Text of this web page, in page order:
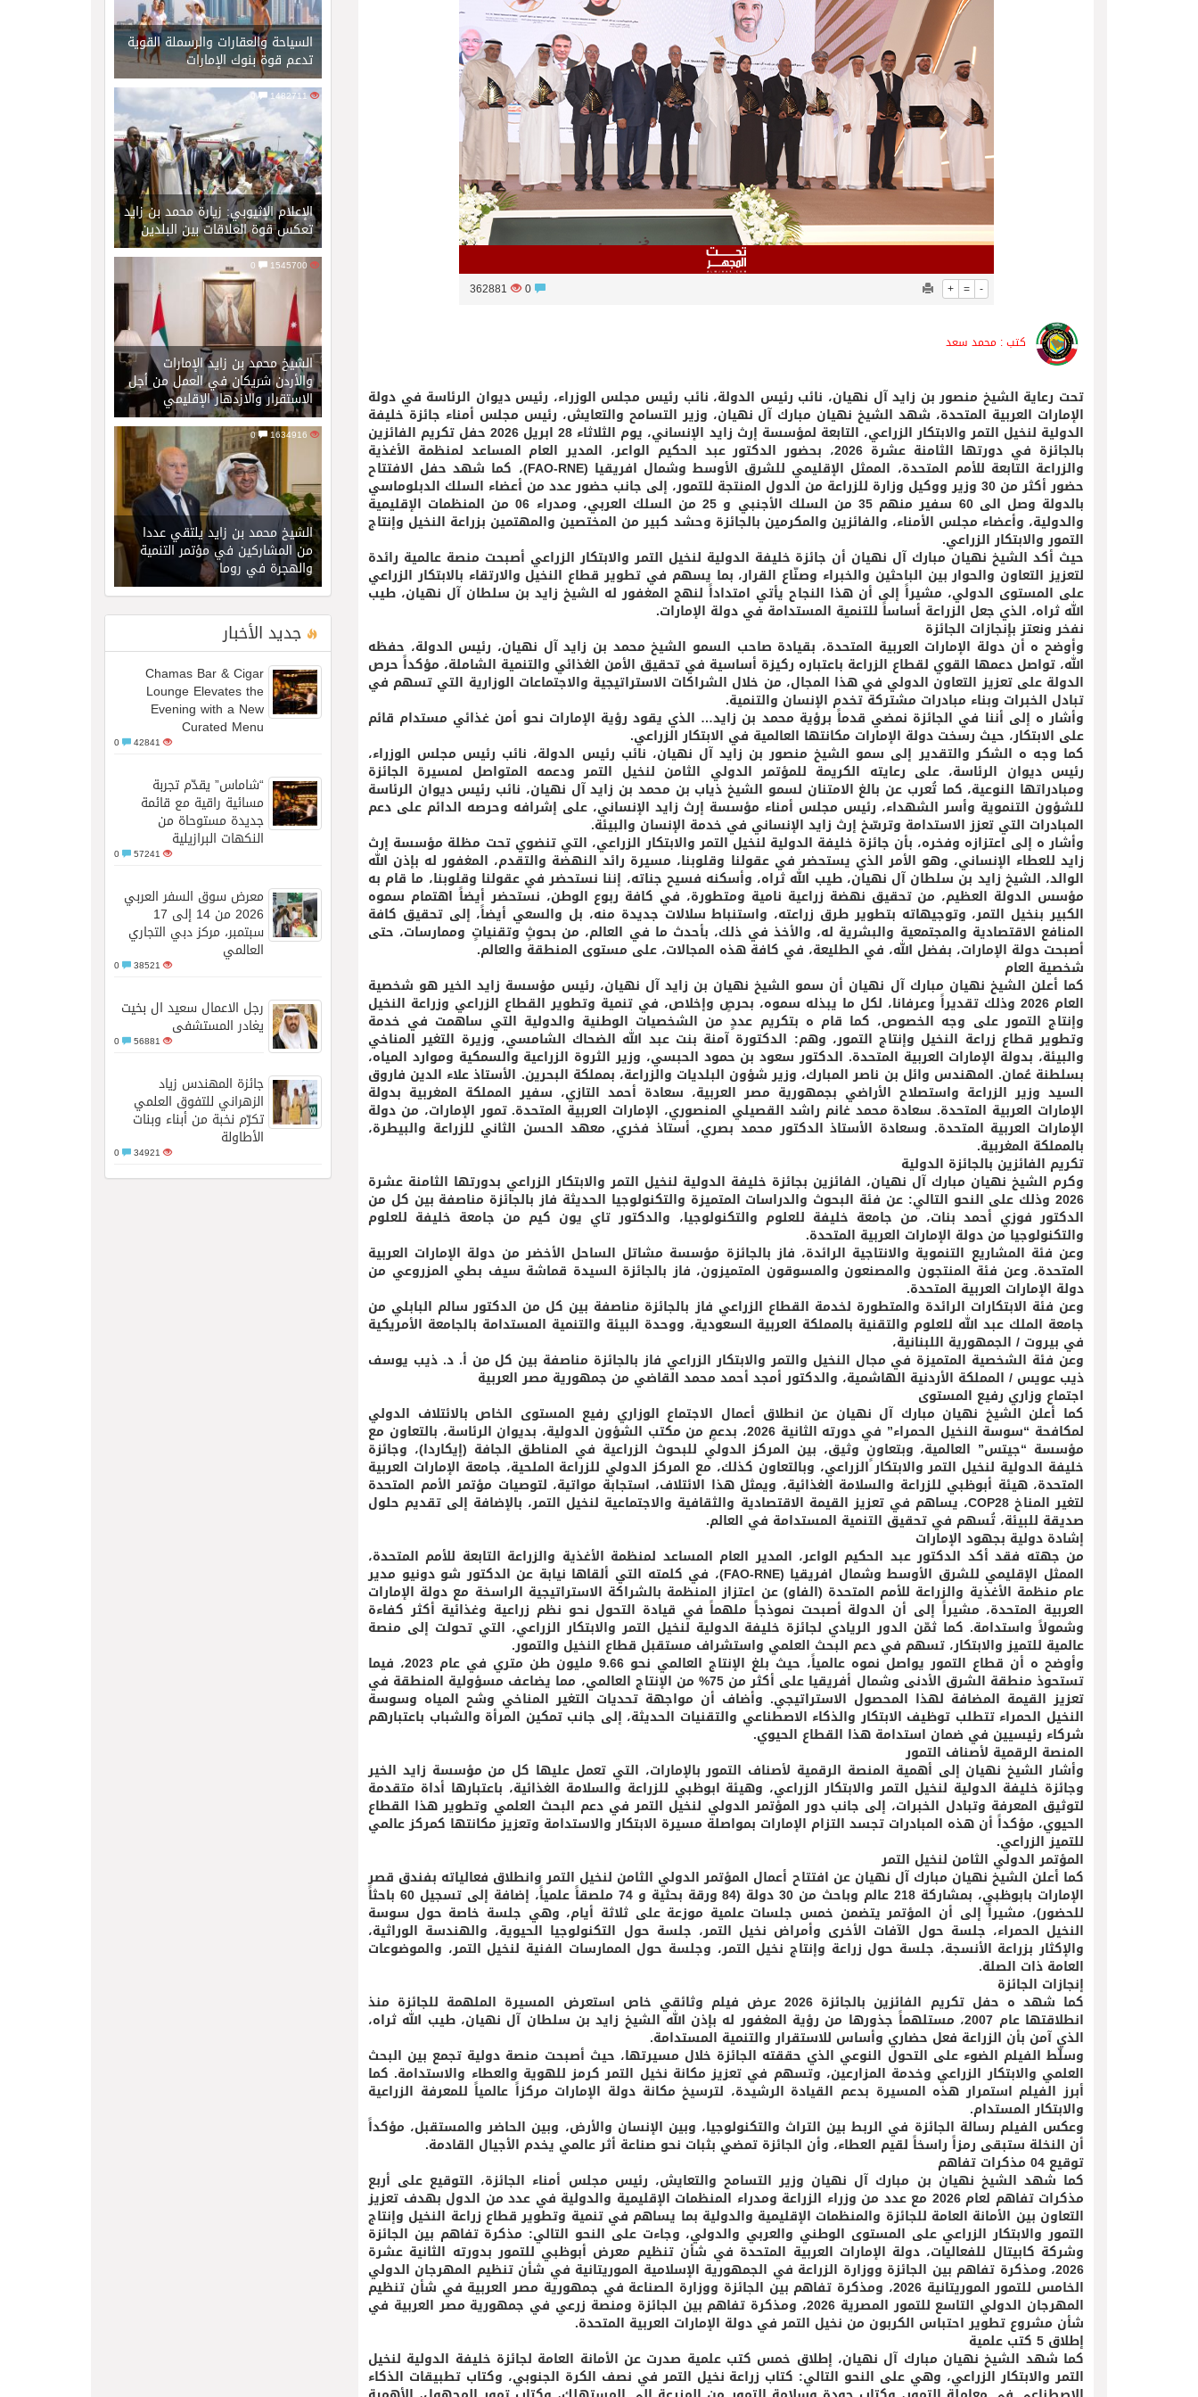
السياحة والعقارات والرسملة القوية
تدعم قوة بنوك الإمارات
1482711
0
الإعلام الإثيوبي: زيارة محمد بن زايد
تعكس قوة العلاقات بين البلدين
الشيخ محمد بن زايد الإمارات
والأردن شريكان في العمل من أجل
الاستقرار والازدهار الإقليمي
0
الشيخ محمد بن زايد يلتقي عددا
من المشاركين في مؤتمر التنمية
والهجرة في روما
جديد الأخبار
Chamas Bar & Cigar
Lounge Elevates the
Evening with a New
Curated Menu
42841
“شاماس” يقدّم تجربة
مسائية راقية مع قائمة
جديدة مستوحاة من
النكهات البرازيلية
57241
معرض سوق السفر العربي
2026 من 14 إلى 17
سبتمبر، مركز دبي التجاري
العالمي
38521
رجل الاعمال سعيد ال بخيت
يغادر المستشفى
56881
جائزة المهندس زياد
الزهراني للتفوق العلمي
تكرّم نخبة من أبناء وبنات
الأطاولة
34921
+ = -
0
362881
كتب : محمد سعد
تحت رعاية الشيخ منصور بن زايد آل نهيان، نائب رئيس الدولة، نائب رئيس مجلس الوزراء، رئيس ديوان الرئاسة في دولة
الإمارات العربية المتحدة، شهد الشيخ نهيان مبارك آل نهيان، وزير التسامح والتعايش، رئيس مجلس أمناء جائزة خليفة
الدولية لنخيل التمر والابتكار الزراعي، التابعة لمؤسسة إرث زايد الإنساني، يوم الثلاثاء 28 ابريل 2026 حفل تكريم الفائزين
بالجائزة في دورتها الثامنة عشرة 2026، بحضور الدكتور عبد الحكيم الواعر، المدير العام المساعد لمنظمة الأغذية
والزراعة التابعة للأمم المتحدة، الممثل الإقليمي للشرق الأوسط وشمال افريقيا (FAO-RNE)، كما شهد حفل الافتتاح
حضور أكثر من 30 وزير ووكيل وزارة للزراعة من الدول المنتجة للتمور، إلى جانب حضور عدد من أعضاء السلك الدبلوماسي
بالدولة وصل الى 60 سفير منهم 35 من السلك الأجنبي و 25 من السلك العربي، ومدراء 06 من المنظمات الإقليمية
والدولية، وأعضاء مجلس الأمناء، والفائزين والمكرمين بالجائزة وحشد كبير من المختصين والمهتمين بزراعة النخيل وإنتاج
التمور والابتكار الزراعي.
حيث أكد الشيخ نهيان مبارك آل نهيان أن جائزة خليفة الدولية لنخيل التمر والابتكار الزراعي أصبحت منصة عالمية رائدة
لتعزيز التعاون والحوار بين الباحثين والخبراء وصنّاع القرار، بما يسهم في تطوير قطاع النخيل والارتقاء بالابتكار الزراعي
على المستوى الدولي، مشيراً إلى أن هذا النجاح يأتي امتداداً لنهج المغفور له الشيخ زايد بن سلطان آل نهيان، طيب
الله ثراه، الذي جعل الزراعة أساساً للتنمية المستدامة في دولة الإمارات.
نفخر ونعتز بإنجازات الجائزة
وأوضح ه أن دولة الإمارات العربية المتحدة، بقيادة صاحب السمو الشيخ محمد بن زايد آل نهيان، رئيس الدولة، حفظه
الله، تواصل دعمها القوي لقطاع الزراعة باعتباره ركيزة أساسية في تحقيق الأمن الغذائي والتنمية الشاملة، مؤكداً حرص
الدولة على تعزيز التعاون الدولي في هذا المجال، من خلال الشراكات الاستراتيجية والاجتماعات الوزارية التي تسهم في
تبادل الخبرات وبناء مبادرات مشتركة تخدم الإنسان والتنمية.
وأشار ه إلى أننا في الجائزة نمضي قدماً برؤية محمد بن زايد… الذي يقود رؤية الإمارات نحو أمن غذائي مستدام قائم
على الابتكار، حيث رسخت دولة الإمارات مكانتها العالمية في الابتكار الزراعي.
كما وجه ه الشكر والتقدير إلى سمو الشيخ منصور بن زايد آل نهيان، نائب رئيس الدولة، نائب رئيس مجلس الوزراء،
رئيس ديوان الرئاسة، على رعايته الكريمة للمؤتمر الدولي الثامن لنخيل التمر ودعمه المتواصل لمسيرة الجائزة
ومبادراتها النوعية، كما تُعرب عن بالغ الامتنان لسمو الشيخ ذياب بن محمد بن زايد آل نهيان، نائب رئيس ديوان الرئاسة
للشؤون التنموية وأسر الشهداء، رئيس مجلس أمناء مؤسسة إرث زايد الإنساني، على إشرافه وحرصه الدائم على دعم
المبادرات التي تعزز الاستدامة وترسّخ إرث زايد الإنساني في خدمة الإنسان والبيئة.
وأشار ه إلى اعتزازه وفخره، بأن جائزة خليفة الدولية لنخيل التمر والابتكار الزراعي، التي تنضوي تحت مظلة مؤسسة إرث
زايد للعطاء الإنساني، وهو الأمر الذي يستحضر في عقولنا وقلوبنا، مسيرة رائد النهضة والتقدم، المغفور له بإذن الله
الوالد، الشيخ زايد بن سلطان آل نهيان، طيب الله ثراه، وأسكنه فسيح جناته، إننا نستحضر في عقولنا وقلوبنا، ما قام به
مؤسس الدولة العظيم، من تحقيق نهضة زراعية نامية ومتطورة، في كافة ربوع الوطن، نستحضر أيضاً اهتمام سموه
الكبير بنخيل التمر، وتوجيهاته بتطوير طرق زراعته، واستنباط سلالات جديدة منه، بل والسعي أيضاً، إلى تحقيق كافة
المنافع الاقتصادية والمجتمعية والبشرية له، والأخذ في ذلك، بأحدث ما في العالم، من بحوثٍ وتقنياتٍ وممارسات، حتى
أصبحت دولة الإمارات، بفضل الله، في الطليعة، في كافة هذه المجالات، على مستوى المنطقة والعالم.
شخصية العام
كما أعلن الشيخ نهيان مبارك آل نهيان أن سمو الشيخ نهيان بن زايد آل نهيان، رئيس مؤسسة زايد الخير هو شخصية
العام 2026 وذلك تقديراً وعرفانا، لكل ما يبذله سموه، بحرصٍ وإخلاص، في تنمية وتطوير القطاع الزراعي وزراعة النخيل
وإنتاج التمور على وجه الخصوص، كما قام ه بتكريم عددٍ من الشخصيات الوطنية والدولية التي ساهمت في خدمة
وتطوير قطاع زراعة النخيل وإنتاج التمور، وهم: الدكتورة آمنة بنت عبد الله الضحاك الشامسي، وزيرة التغير المناخي
والبيئة، بدولة الإمارات العربية المتحدة. الدكتور سعود بن حمود الحبسي، وزير الثروة الزراعية والسمكية وموارد المياه،
بسلطنة عُمان. المهندس وائل بن ناصر المبارك، وزير شؤون البلديات والزراعة، بمملكة البحرين. الأستاذ علاء الدين فاروق
السيد وزير الزراعة واستصلاح الأراضي بجمهورية مصر العربية، سعادة أحمد التازي، سفير المملكة المغربية بدولة
الإمارات العربية المتحدة. سعادة محمد غانم راشد القصيلي المنصوري، الإمارات العربية المتحدة. تمور الإمارات، من دولة
الإمارات العربية المتحدة. وسعادة الأستاذ الدكتور محمد بصري، أستاذ فخري، معهد الحسن الثاني للزراعة والبيطرة،
بالمملكة المغربية.
تكريم الفائزين بالجائزة الدولية
وكرم الشيخ نهيان مبارك آل نهيان، الفائزين بجائزة خليفة الدولية لنخيل التمر والابتكار الزراعي بدورتها الثامنة عشرة
2026 وذلك على النحو التالي: عن فئة البحوث والدراسات المتميزة والتكنولوجيا الحديثة فاز بالجائزة مناصفة بين كل من
الدكتور فوزي أحمد بنات، من جامعة خليفة للعلوم والتكنولوجيا، والدكتور تاي يون كيم من جامعة خليفة للعلوم
والتكنولوجيا من دولة الإمارات العربية المتحدة.
وعن فئة المشاريع التنموية والانتاجية الرائدة، فاز بالجائزة مؤسسة مشاتل الساحل الأخضر من دولة الإمارات العربية
المتحدة. وعن فئة المنتجون والمصنعون والمسوقون المتميزون، فاز بالجائزة السيدة قماشة سيف بطي المزروعي من
دولة الإمارات العربية المتحدة.
وعن فئة الابتكارات الرائدة والمتطورة لخدمة القطاع الزراعي فاز بالجائزة مناصفة بين كل من الدكتور سالم البابلي من
جامعة الملك عبد الله للعلوم والتقنية بالمملكة العربية السعودية، ووحدة البيئة والتنمية المستدامة بالجامعة الأمريكية
في بيروت / الجمهورية اللبنانية،
وعن فئة الشخصية المتميزة في مجال النخيل والتمر والابتكار الزراعي فاز بالجائزة مناصفة بين كل من أ. د. ذيب يوسف
ذيب عويس / المملكة الأردنية الهاشمية، والدكتور أمجد أحمد محمد القاضي من جمهورية مصر العربية
اجتماع وزاري رفيع المستوى
كما أعلن الشيخ نهيان مبارك آل نهيان عن انطلاق أعمال الاجتماع الوزاري رفيع المستوى الخاص بالائتلاف الدولي
لمكافحة “سوسة النخيل الحمراء” في دورته الثانية 2026، بدعمٍ من مكتب الشؤون الدولية، بديوان الرئاسة، بالتعاون مع
مؤسسة “جيتس” العالمية، وبتعاونٍ وثيق، بين المركز الدولي للبحوث الزراعية في المناطق الجافة (إيكاردا)، وجائزة
خليفة الدولية لنخيل التمر والابتكار الزراعي، وبالتعاون كذلك، مع المركز الدولي للزراعة الملحية، جامعة الإمارات العربية
المتحدة، هيئة أبوظبي للزراعة والسلامة الغذائية، ويمثل هذا الائتلاف، استجابة مواتية، لتوصيات مؤتمر الأمم المتحدة
لتغير المناخ COP28، يساهم في تعزيز القيمة الاقتصادية والثقافية والاجتماعية لنخيل التمر، بالإضافة إلى تقديم حلول
صديقة للبيئة، تُسهم في تحقيق التنمية المستدامة في العالم.
إشادة دولية بجهود الإمارات
من جهته فقد أكد الدكتور عبد الحكيم الواعر، المدير العام المساعد لمنظمة الأغذية والزراعة التابعة للأمم المتحدة،
الممثل الإقليمي للشرق الأوسط وشمال افريقيا (FAO-RNE)، في كلمته التي ألقاها نيابة عن الدكتور شو دونيو مدير
عام منظمة الأغذية والزراعة للأمم المتحدة (الفاو) عن اعتزاز المنظمة بالشراكة الاستراتيجية الراسخة مع دولة الإمارات
العربية المتحدة، مشيراً إلى أن الدولة أصبحت نموذجاً ملهماً في قيادة التحول نحو نظم زراعية وغذائية أكثر كفاءة
وشمولاً واستدامة. كما ثمّن الدور الريادي لجائزة خليفة الدولية لنخيل التمر والابتكار الزراعي، التي تحولت إلى منصة
عالمية للتميز والابتكار، تسهم في دعم البحث العلمي واستشراف مستقبل قطاع النخيل والتمور.
وأوضح ه أن قطاع التمور يواصل نموه عالمياً، حيث بلغ الإنتاج العالمي نحو 9.66 مليون طن متري في عام 2023، فيما
تستحوذ منطقة الشرق الأدنى وشمال أفريقيا على أكثر من 75% من الإنتاج العالمي، مما يضاعف مسؤولية المنطقة في
تعزيز القيمة المضافة لهذا المحصول الاستراتيجي. وأضاف أن مواجهة تحديات التغير المناخي وشح المياه وسوسة
النخيل الحمراء تتطلب توظيف الابتكار والذكاء الاصطناعي والتقنيات الحديثة، إلى جانب تمكين المرأة والشباب باعتبارهم
شركاء رئيسيين في ضمان استدامة هذا القطاع الحيوي.
المنصة الرقمية لأصناف التمور
وأشار الشيخ نهيان إلى أهمية المنصة الرقمية لأصناف التمور بالإمارات، التي تعمل عليها كل من مؤسسة زايد الخير
وجائزة خليفة الدولية لنخيل التمر والابتكار الزراعي، وهيئة ابوظبي للزراعة والسلامة الغذائية، باعتبارها أداة متقدمة
لتوثيق المعرفة وتبادل الخبرات، إلى جانب دور المؤتمر الدولي لنخيل التمر في دعم البحث العلمي وتطوير هذا القطاع
الحيوي، مؤكداً أن هذه المبادرات تجسد التزام الإمارات بمواصلة مسيرة الابتكار والاستدامة وتعزيز مكانتها كمركز عالمي
للتميز الزراعي.
المؤتمر الدولي الثامن لنخيل التمر
كما أعلن الشيخ نهيان مبارك آل نهيان عن افتتاح أعمال المؤتمر الدولي الثامن لنخيل التمر وانطلاق فعالياته بفندق قصر
الإمارات بابوظبي، بمشاركة 218 عالم وباحث من 30 دولة (84 ورقة بحثية و 74 ملصقاً علمياً، إضافة إلى تسجيل 60 باحثاً
للحضور)، مشيراً إلى أن المؤتمر يتضمن خمس جلسات علمية موزعة على ثلاثة أيام، وهي جلسة خاصة حول سوسة
النخيل الحمراء، جلسة حول الآفات الأخرى وأمراض نخيل التمر، جلسة حول التكنولوجيا الحيوية، والهندسة الوراثية،
والإكثار بزراعة الأنسجة، جلسة حول زراعة وإنتاج نخيل التمر، وجلسة حول الممارسات الفنية لنخيل التمر، والموضوعات
العامة ذات الصلة.
إنجازات الجائزة
كما شهد ه حفل تكريم الفائزين بالجائزة 2026 عرض فيلم وثائقي خاص استعرض المسيرة الملهمة للجائزة منذ
انطلاقتها عام 2007، مستلهماً جذورها من رؤية المغفور له بإذن الله الشيخ زايد بن سلطان آل نهيان، طيب الله ثراه،
الذي آمن بأن الزراعة فعل حضاري وأساس للاستقرار والتنمية المستدامة.
وسلّط الفيلم الضوء على التحول النوعي الذي حققته الجائزة خلال مسيرتها، حيث أصبحت منصة دولية تجمع بين البحث
العلمي والابتكار الزراعي وخدمة المزارعين، وتسهم في تعزيز مكانة نخيل التمر كرمز للهوية والعطاء والاستدامة. كما
أبرز الفيلم استمرار هذه المسيرة بدعم القيادة الرشيدة، لترسيخ مكانة دولة الإمارات مركزاً عالمياً للمعرفة الزراعية
والابتكار المستدام.
وعكس الفيلم رسالة الجائزة في الربط بين التراث والتكنولوجيا، وبين الإنسان والأرض، وبين الحاضر والمستقبل، مؤكداً
أن النخلة ستبقى رمزاً راسخاً لقيم العطاء، وأن الجائزة تمضي بثبات نحو صناعة أثر عالمي يخدم الأجيال القادمة.
توقيع 04 مذكرات تفاهم
كما شهد الشيخ نهيان بن مبارك آل نهيان وزير التسامح والتعايش، رئيس مجلس أمناء الجائزة، التوقيع على أربع
مذكرات تفاهم لعام 2026 مع عدد من وزراء الزراعة ومدراء المنظمات الإقليمية والدولية في عدد من الدول بهدف تعزيز
التعاون بين الأمانة العامة للجائزة والمنظمات الإقليمية والدولية بما يساهم في تنمية وتطوير قطاع زراعة النخيل وإنتاج
التمور والابتكار الزراعي على المستوى الوطني والعربي والدولي، وجاءت على النحو التالي: مذكرة تفاهم بين الجائزة
وشركة كابيتال للفعاليات، دولة الإمارات العربية المتحدة في شأن تنظيم معرض أبوظبي للتمور بدورته الثانية عشرة
2026، ومذكرة تفاهم بين الجائزة ووزارة الزراعة في الجمهورية الإسلامية الموريتانية في شأن تنظيم المهرجان الدولي
الخامس للتمور الموريتانية 2026، ومذكرة تفاهم بين الجائزة ووزارة الصناعة في جمهورية مصر العربية في شأن تنظيم
المهرجان الدولي التاسع للتمور المصرية 2026، ومذكرة تفاهم بين الجائزة ومنصة زرعي في جمهورية مصر العربية في
شأن مشروع تطوير احتباس الكربون من نخيل التمر في دولة الإمارات العربية المتحدة.
إطلاق 5 كتب علمية
كما شهد الشيخ نهيان مبارك آل نهيان، إطلاق خمس كتب علمية صدرت عن الأمانة العامة لجائزة خليفة الدولية لنخيل
التمر والابتكار الزراعي، وهي على النحو التالي: كتاب زراعة نخيل التمر في نصف الكرة الجنوبي، وكتاب تطبيقات الذكاء